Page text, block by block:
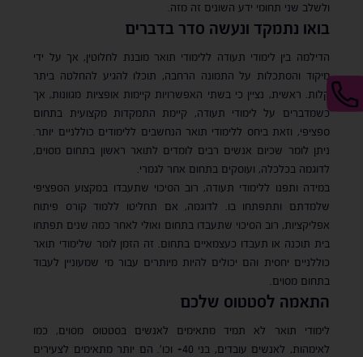
ולשלב שני תחומי ידע השונים זה מזה.
בואו נתמקד ונעשה סדר בדברים
הדילמה בין לימודי תעודה ללימודי תואר מובנת לחלוטין, אך על ידי
מיקוד והסתכלות על התמונה הרחבה, תוכלו להגיע להחלטה ביתר
קלות. ראשית, נציין כי בשתי האפשרויות קיימות אופציות מגוונות, אך
כשמדברים על לימודי תעודה, קיימת התמקדות מקצועית בתחום
ספציפי, וזאת ביחס ללימודי תואר הנחשבים ללימודים כוללניים יותר.
ניתן לומר שכיום אנשים רבים לומדים לתואר ראשון בתחום מסוים,
לדוגמה בכלכלה, ועוסקים בתחום אחר לגמרי.
במידה ותפנו ללימודי תעודה, רוב הסיכוי שתעבדו במקצוע הספציפי
שלמדתם ותתפתחו בו. לדוגמה, אם תחליטו ללמוד קורס פיתוח
אפליקציות, רוב הסיכוי שתעבדו בתחום ואולי לאחר כמה שנים תפתחו
בית תוכנה או תעבדו כעצמאיים בתחום. זה הזמן לומר שלימודי תואר
כוללניים יחסית והם יכולים להיות מיותרים עבור מי שמעוניין לעבוד
בתחום מסוים.
התאמה לסטטוס שלכם
לימודי תואר לא תמיד מתאימים לאנשים בסטטוס מסוים, כמו
לאימהות, לאנשים עובדים, בני 40+ וכו'. הם יותר מתאימים לצעירים